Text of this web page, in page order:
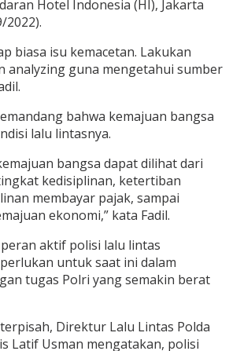
Hotel Indonesia (HI), Jakarta
2022).
biasa isu kemacetan. Lakukan
analyzing guna mengetahui sumber
bahwa kemajuan bangsa
lalu lintasnya.
bangsa dapat dilihat dari
kedisiplinan, ketertiban
membayar pajak, sampai
ekonomi,” kata Fadil.
aktif polisi lalu lintas
untuk saat ini dalam
tugas Polri yang semakin berat
Direktur Lalu Lintas Polda
Latif Usman mengatakan, polisi